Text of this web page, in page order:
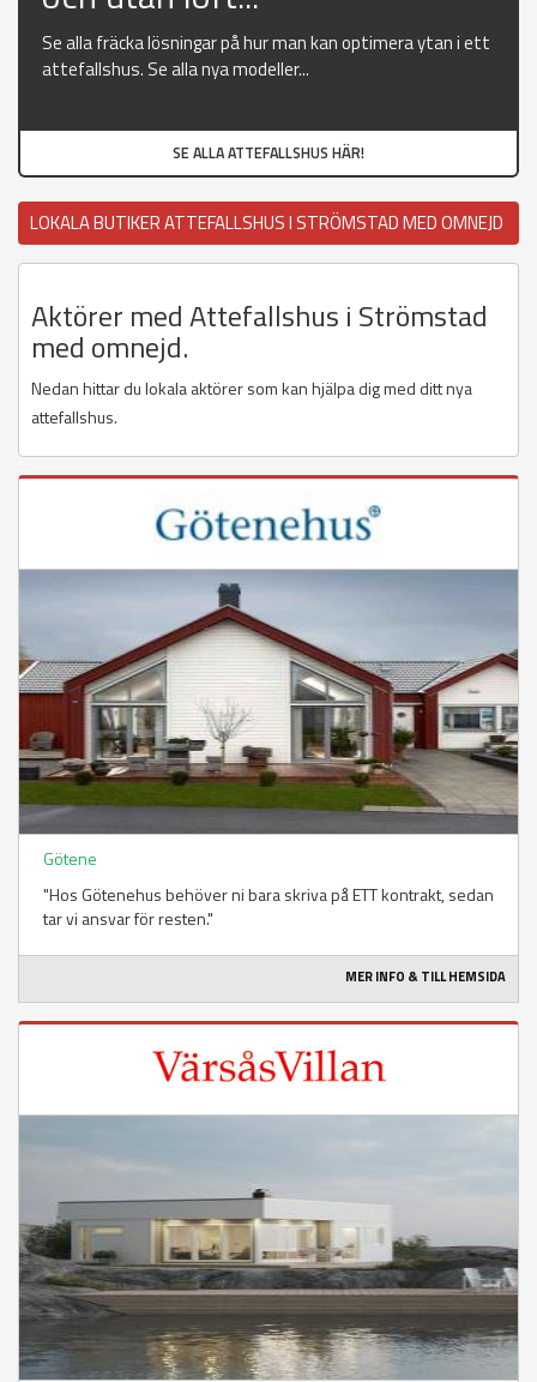
Se alla fräcka lösningar på hur man kan optimera ytan i ett
attefallshus. Se alla nya modeller...
SE ALLA ATTEFALLSHUS HÄR!
LOKALA BUTIKER ATTEFALLSHUS I STRÖMSTAD MED OMNEJD
Aktörer med Attefallshus i Strömstad
med omnejd.
Nedan hittar du lokala aktörer som kan hjälpa dig med ditt nya
attefallshus.
Götene
"Hos Götenehus behöver ni bara skriva på ETT kontrakt, sedan
tar vi ansvar för resten."
MER INFO & TILL HEMSIDA